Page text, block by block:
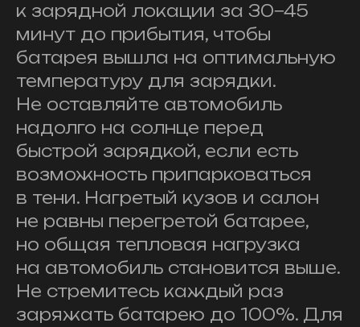
к зарядной локации за 30−45
минут до прибытия, чтобы
батарея вышла на оптимальную
температуру для зарядки.
Не оставляйте автомобиль
надолго на солнце перед
быстрой зарядкой, если есть
возможность припарковаться
в тени. Нагретый кузов и салон
не равны перегретой батарее,
но общая тепловая нагрузка
на автомобиль становится выше.
Не стремитесь каждый раз
заряжать батарею до 100%. Для